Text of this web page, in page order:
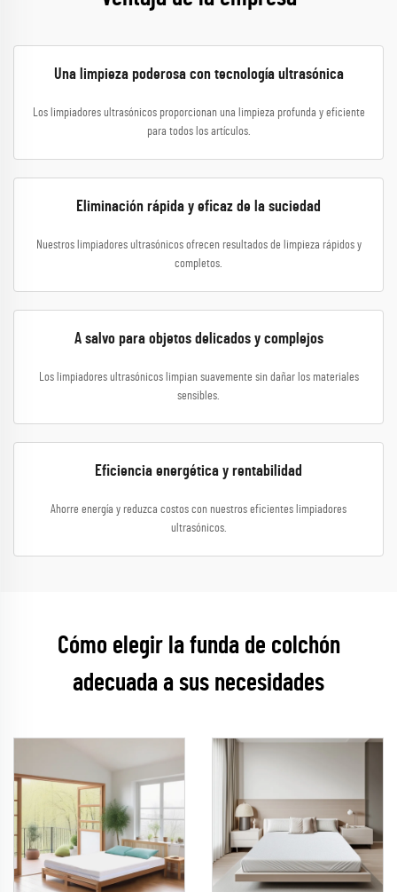
Una limpieza poderosa con tecnología ultrasónica
Los limpiadores ultrasónicos proporcionan una limpieza profunda y eficiente
para todos los artículos.
Eliminación rápida y eficaz de la suciedad
Nuestros limpiadores ultrasónicos ofrecen resultados de limpieza rápidos y
completos.
A salvo para objetos delicados y complejos
Los limpiadores ultrasónicos limpian suavemente sin dañar los materiales
sensibles.
Eficiencia energética y rentabilidad
Ahorre energía y reduzca costos con nuestros eficientes limpiadores
ultrasónicos.
Cómo elegir la funda de colchón
adecuada a sus necesidades